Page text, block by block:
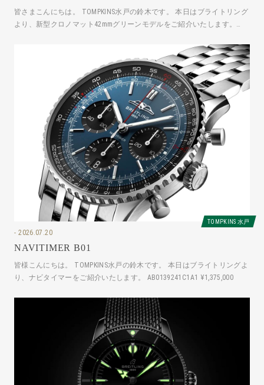
皆さまこんにちは。 TOMPKINS水戸の鈴木です。 本日はブライトリング
より、新型クロノマット42mmグリーンモデルをご紹介いたします。
TOMPKINS 水戸
2026.07.20
NAVITIMER B01
皆様こんにちは。 TOMPKINS水戸の鈴木です。 本日はブライトリングよ
り、ナビタイマーをご紹介いたします。 AB0139241C1A1 ¥1,375,000